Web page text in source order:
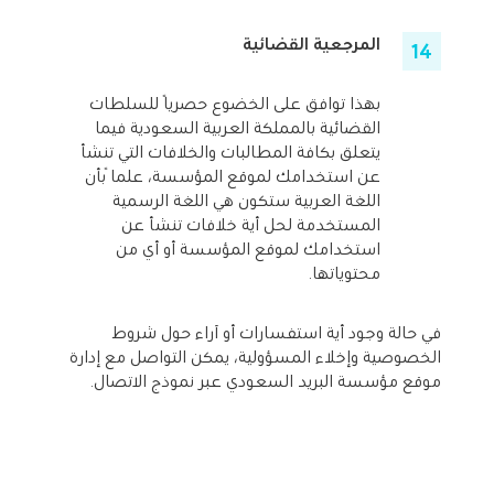
المرجعية القضائية
بهذا توافق على الخضوع حصريًا للسلطات
القضائية بالمملكة العربية السعودية فيما
يتعلق بكافة المطالبات والخلافات التي تنشأ
عن استخدامك لموقع المؤسسة، علماً بأن
اللغة العربية ستكون هي اللغة الرسمية
المستخدمة لحل أية خلافات تنشأ عن
استخدامك لموقع المؤسسة أو أي من
محتوياتها.
في حالة وجود أية استفسارات أو آراء حول شروط
الخصوصية وإخلاء المسؤولية، يمكن التواصل مع إدارة
موقع مؤسسة البريد السعودي عبر نموذج الاتصال.